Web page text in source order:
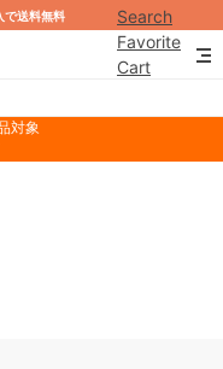
で送料無料
Search
Favorite
Cart
対象